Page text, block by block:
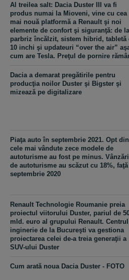
Al treilea salt: Dacia Duster III va fi
produs numai la Mioveni, vine cu cea
mai nouă platformă a Renault şi noi
elemente de confort şi siguranţă: de la
parbriz încălzit, sistem hibrid, tabletă
10 inchi şi updateuri “over the air”
cum are Tesla. Preţul de pornire
Dacia a demarat pregătirile pentru
producţia noilor Duster şi Bigster şi
mizează pe digitalizare
Piaţa auto în septembrie 2021. Opt din
cele mai vândute zece modele de
autoturisme au fost pe minus.
de autoturisme au scăzut cu 18%,
septembrie 2020
Renault Technologie Roumanie preia
proiectul viitorului Duster, pariul de
mld. euro al grupului Renault.
inginerie de la Bucureşti va gestiona
proiectarea celei de-a treia generaţii a
SUV-ului Duster
Cum arată noua Dacia Duster - FOTO